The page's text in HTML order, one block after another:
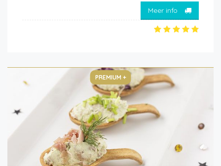
Meer info
PREMIUM +